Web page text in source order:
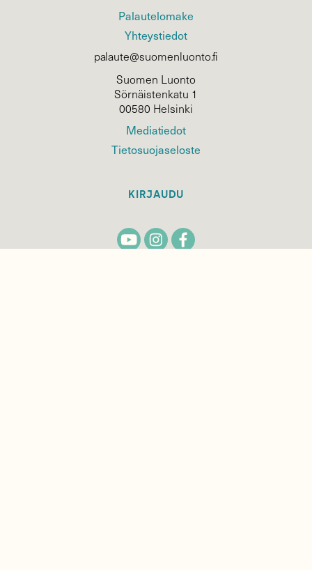
Palautelomake
Yhteystiedot
palaute@suomenluonto.fi
Suomen Luonto
Sörnäistenkatu 1
00580 Helsinki
Mediatiedot
Tietosuojaseloste
KIRJAUDU